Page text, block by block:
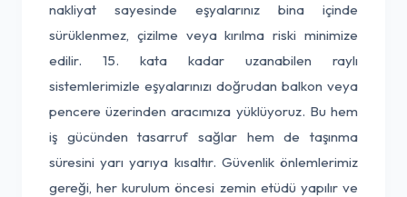
nakliyat sayesinde eşyalarınız bina içinde
sürüklenmez, çizilme veya kırılma riski minimize
edilir. 15. kata kadar uzanabilen raylı
sistemlerimizle eşyalarınızı doğrudan balkon veya
pencere üzerinden aracımıza yüklüyoruz. Bu hem
iş gücünden tasarruf sağlar hem de taşınma
süresini yarı yarıya kısaltır. Güvenlik önlemlerimiz
gereği, her kurulum öncesi zemin etüdü yapılır ve